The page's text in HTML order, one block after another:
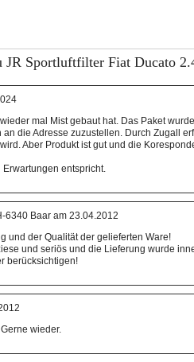
JR Sportluftfilter Fiat Ducato
mal Mist gebaut hat. Das Paket
die Adresse zuzustellen. Durch Zugall
Aber Produkt ist gut und die
entspricht.
Baar am 23.04.2012
und der Qualität der gelieferten Ware!
und seriös und die Lieferung wurde
berücksichtigen!
wieder.